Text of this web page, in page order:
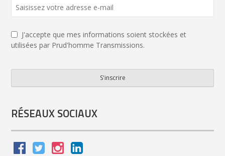
J'accepte que mes informations soient stockées et
utilisées par Prud'homme Transmissions.
S'inscrire
Email *
RÉSEAUX SOCIAUX